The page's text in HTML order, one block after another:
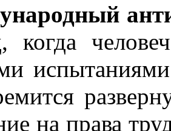
когда
на права